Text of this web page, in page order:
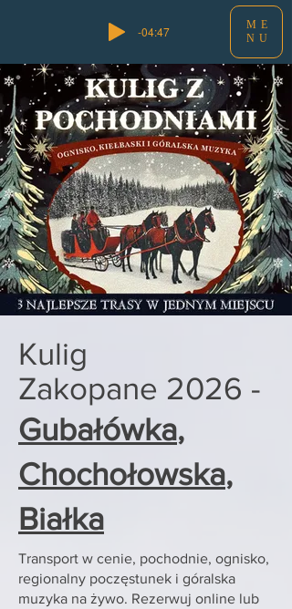
-04:47
ME
NU
Kulig
Zakopane 2026 -
Gubałówka,
Chochołowska,
Białka
Transport w cenie, pochodnie, ognisko,
regionalny poczęstunek i góralska
muzyka na żywo. Rezerwuj online lub